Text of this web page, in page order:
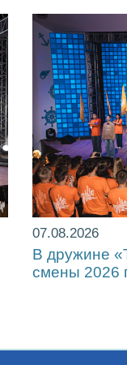
07.08.2026
В дружине
смены 2026